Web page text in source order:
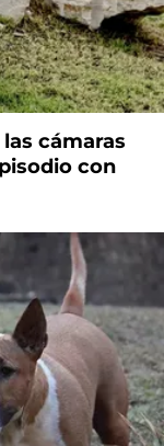
cámaras
con